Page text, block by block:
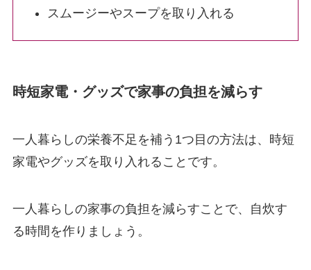
スムージーやスープを取り入れる
時短家電・グッズで家事の負担を減らす
一人暮らしの栄養不足を補う1つ目の方法は、時短
家電やグッズを取り入れることです。
一人暮らしの家事の負担を減らすことで、自炊す
る時間を作りましょう。